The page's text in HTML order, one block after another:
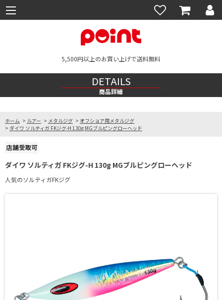
5,500円以上のお買い上げで送料無料
DETAILS
商品詳細
ホーム > ルアー > メタルジグ > オフショア用メタルジグ
> ダイワ ソルティガ FKジグ-H 130g MGブルピングローヘッド
ダイワ ソルティガ FKジグ-H 130g MGブルピングローヘッド
人気のソルティガFKジグ